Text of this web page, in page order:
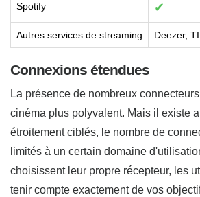
Spotify ✔
Autres services de streaming Deezer,
Connexions étendues
La présence de nombreux
cinéma plus polyvalent. Mais il existe
étroitement ciblés, le nombre de
limités à un certain domaine
choisissent leur propre récepteur, les
tenir compte exactement de vos